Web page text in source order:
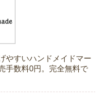
やすいハンドメイドマー
手数料0円。完全無料で